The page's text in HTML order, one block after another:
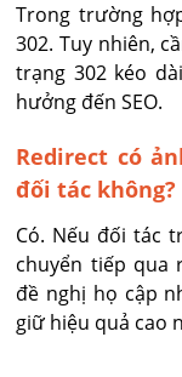
Trong trường
302. Tuy nhiên,
trạng 302 kéo
hưởng đến SEO.
Redirect có
đối tác không?
Có. Nếu đối tác
chuyển tiếp qua
đề nghị họ cập
giữ hiệu quả cao